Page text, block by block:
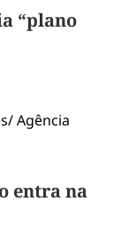
“plano
entra na